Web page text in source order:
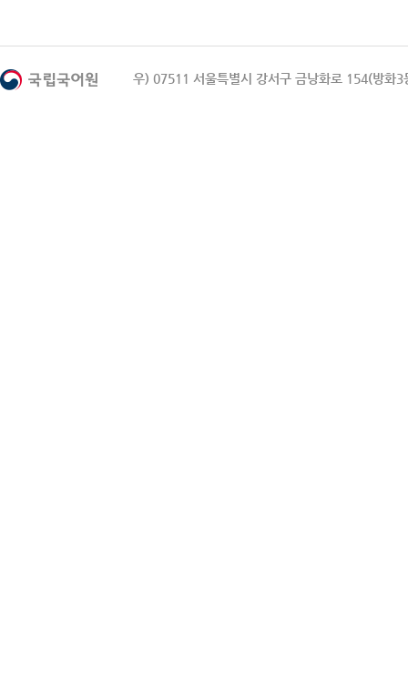
우) 07511 서울특별시 강서구 금낭화로 154(방화3